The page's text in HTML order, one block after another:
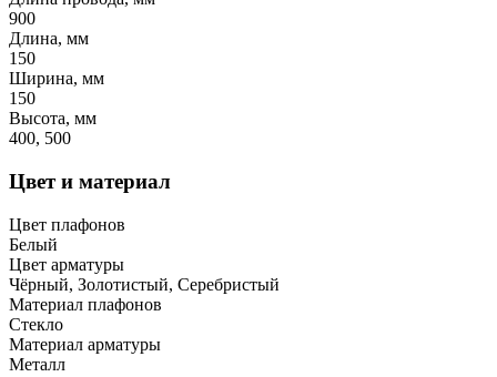
900
Длина, мм
150
Ширина, мм
150
Высота, мм
400, 500
Цвет и материал
Цвет плафонов
Белый
Цвет арматуры
Чёрный, Золотистый, Серебристый
Материал плафонов
Стекло
Материал арматуры
Металл